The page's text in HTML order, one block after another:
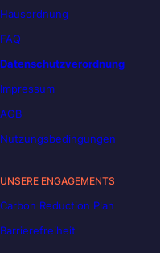
Hausordnung
FAQ
Datenschutzverordnung
Impressum
AGB
Nutzungsbedingungen
UNSERE ENGAGEMENTS
Carbon Reduction Plan
Barrierefreiheit